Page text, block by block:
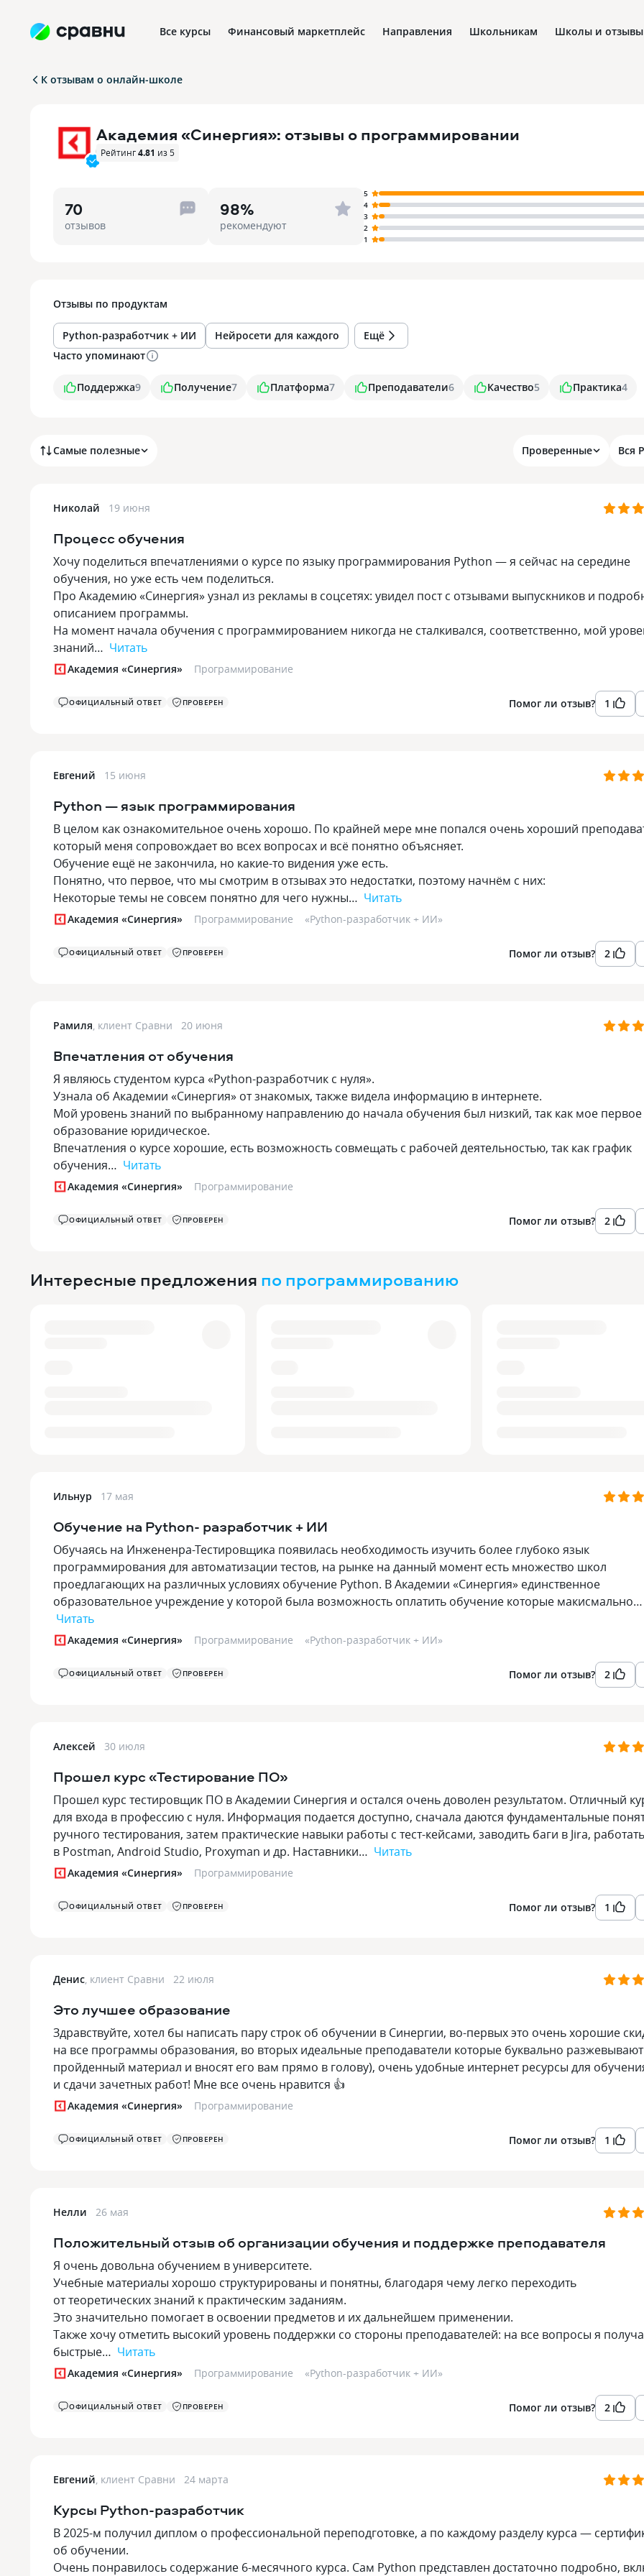
Все курсы Финансовый маркетплейс Направления Школьникам Школы и отзывы
К отзывам о онлайн-школе
Академия «Синергия»: отзывы о программировании
Рейтинг4.81 из 5
70
отзывов
98%
рекомендуют
5
4
3
2
1
Отзывы по продуктам
Python-разработчик + ИИ Нейросети для каждого
Ещё
Часто упоминают
Поддержка9 Получение7 Платформа7 Преподаватели6 Качество5 Практика4
Самые полезные Проверенные Вся
Николай 19 июня
Процесс обучения
Хочу поделиться впечатлениями о курсе по языку программирования Python — я сейчас на середине
обучения, но уже есть чем поделиться.
Про Академию «Синергия» узнал из рекламы в соцсетях: увидел пост с отзывами выпускников и
описанием программы.
На момент начала обучения с программированием никогда не сталкивался, соответственно, мой
знаний… Читать
Академия «Синергия» Программирование
ОФИЦИАЛЬНЫЙ ОТВЕТ ПРОВЕРЕН Помог ли отзыв? 1
Евгений 15 июня
Python — язык программирования
В целом как ознакомительное очень хорошо. По крайней мере мне попался очень хороший
который меня сопровождает во всех вопросах и всё понятно объясняет.
Обучение ещё не закончила, но какие-то видения уже есть.
Понятно, что первое, что мы смотрим в отзывах это недостатки, поэтому начнём с них:
Некоторые темы не совсем понятно для чего нужны… Читать
Академия «Синергия» Программирование «Python-разработчик + ИИ»
ОФИЦИАЛЬНЫЙ ОТВЕТ ПРОВЕРЕН Помог ли отзыв? 2
Рамиля, клиент Сравни 20 июня
Впечатления от обучения
Я являюсь студентом курса «Python-разработчик с нуля».
Узнала об Академии «Синергия» от знакомых, также видела информацию в интернете.
Мой уровень знаний по выбранному направлению до начала обучения был низкий, так как мое первое
образование юридическое.
Впечатления о курсе хорошие, есть возможность совмещать с рабочей деятельностью, так как график
обучения… Читать
Академия «Синергия» Программирование
ОФИЦИАЛЬНЫЙ ОТВЕТ ПРОВЕРЕН Помог ли отзыв? 2
Интересные предложения по программированию
Ильнур 17 мая
Обучение на Python- разработчик + ИИ
Обучаясь на Инжененра-Тестировщика появилась необходимость изучить более глубоко язык
программирования для автоматизации тестов, на рынке на данный момент есть множество школ
проедлагающих на различных условиях обучение Python. В Академии «Синергия» единственное
образовательное учреждение у которой была возможность оплатить обучение которые макисмально…
Читать
Академия «Синергия» Программирование «Python-разработчик + ИИ»
ОФИЦИАЛЬНЫЙ ОТВЕТ ПРОВЕРЕН Помог ли отзыв? 2
Алексей 30 июля
Прошел курс «Тестирование ПО»
Прошел курс тестировщик ПО в Академии Синергия и остался очень доволен результатом. Отличный
для входа в профессию с нуля. Информация подается доступно, сначала даются фундаментальные
ручного тестирования, затем практические навыки работы с тест-кейсами, заводить баги в Jira, работать
в Postman, Android Studio, Proxyman и др. Наставники… Читать
Академия «Синергия» Программирование
ОФИЦИАЛЬНЫЙ ОТВЕТ ПРОВЕРЕН Помог ли отзыв? 1
Денис, клиент Сравни 22 июля
Это лучшее образование
Здравствуйте, хотел бы написать пару строк об обучении в Синергии, во-первых это очень хорошие
на все программы образования, во вторых идеальные преподаватели которые буквально разжевывают
пройденный материал и вносят его вам прямо в голову), очень удобные интернет ресурсы для
и сдачи зачетных работ! Мне все очень нравится 👍
Академия «Синергия» Программирование
ОФИЦИАЛЬНЫЙ ОТВЕТ ПРОВЕРЕН Помог ли отзыв? 1
Нелли 26 мая
Положительный отзыв об организации обучения и поддержке преподавателя
Я очень довольна обучением в университете.
Учебные материалы хорошо структурированы и понятны, благодаря чему легко переходить
от теоретических знаний к практическим заданиям.
Это значительно помогает в освоении предметов и их дальнейшем применении.
Также хочу отметить высокий уровень поддержки со стороны преподавателей: на все вопросы я
быстрые… Читать
Академия «Синергия» Программирование «Python-разработчик + ИИ»
ОФИЦИАЛЬНЫЙ ОТВЕТ ПРОВЕРЕН Помог ли отзыв? 2
Евгений, клиент Сравни 24 марта
Курсы Python-разработчик
В 2025-м получил диплом о профессиональной переподготовке, а по каждому разделу курса —
об обучении.
Очень понравилось содержание 6-месячного курса. Сам Python представлен достаточно подробно,